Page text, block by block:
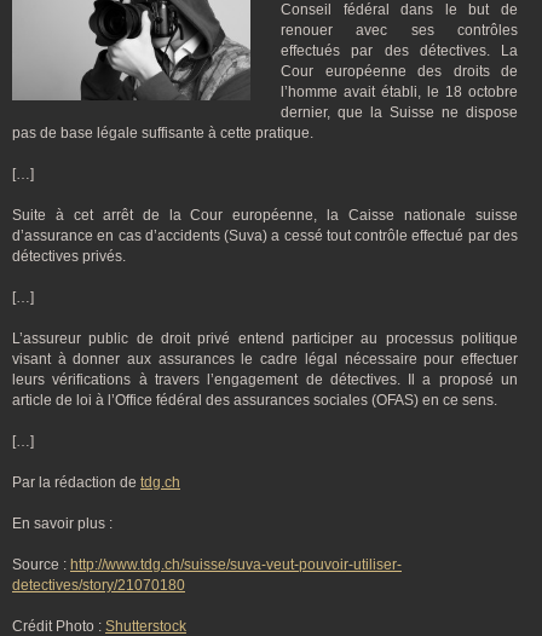
Conseil fédéral dans le but de
renouer avec ses contrôles
effectués par des détectives. La
Cour européenne des droits de
l’homme avait établi, le 18 octobre
dernier, que la Suisse ne dispose
pas de base légale suffisante à cette pratique.
[…]
Suite à cet arrêt de la Cour européenne, la Caisse nationale suisse
d’assurance en cas d’accidents (Suva) a cessé tout contrôle effectué par des
détectives privés.
[…]
L’assureur public de droit privé entend participer au processus politique
visant à donner aux assurances le cadre légal nécessaire pour effectuer
leurs vérifications à travers l’engagement de détectives. Il a proposé un
article de loi à l’Office fédéral des assurances sociales (OFAS) en ce sens.
[…]
Par la rédaction de tdg.ch
En savoir plus :
Source : http://www.tdg.ch/suisse/suva-veut-pouvoir-utiliser-
detectives/story/21070180
Crédit Photo : Shutterstock